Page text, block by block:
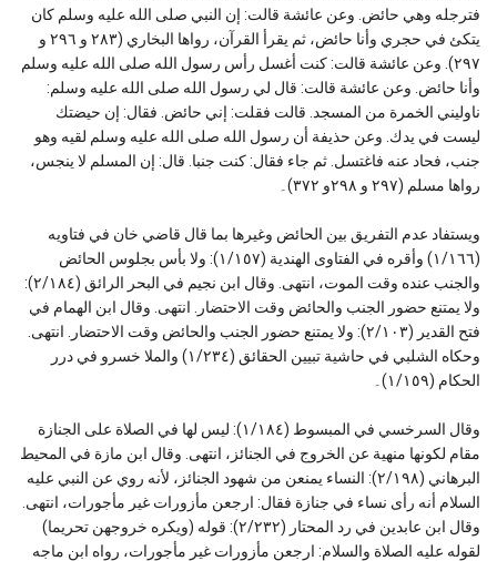
فترجله وهي حائض. وعن عائشة قالت: إن النبي صلى الله عليه وسلم كان
يتكئ في حجري وأنا حائض، ثم يقرأ القرآن، رواها البخاري (٢٨٣ و ٢٩٦ و
٢٩٧). وعن عائشة قالت: كنت أغسل رأس رسول الله صلى الله عليه وسلم
وأنا حائض. وعن عائشة قالت: قال لي رسول الله صلى الله عليه وسلم:
ناوليني الخمرة من المسجد. قالت فقلت: إني حائض. فقال: إن حيضتك
ليست في يدك. وعن حذيفة أن رسول الله صلى الله عليه وسلم لقيه وهو
جنب، فحاد عنه فاغتسل. ثم جاء فقال: كنت جنبا. قال: إن المسلم لا ينجس،
رواها مسلم (٢٩٧ و ٢٩٨و ٣٧٢)۔
ويستفاد عدم التفريق بين الحائض وغيرها بما قال قاضي خان في فتاويه
(١/١٦٦) وأقره في الفتاوى الهندية (١/١٥٧): ولا بأس بجلوس الحائض
والجنب عنده وقت الموت، انتهى. وقال ابن نجيم في البحر الرائق (٢/١٨٤):
ولا يمتنع حضور الجنب والحائض وقت الاحتضار. انتهى. وقال ابن الهمام في
فتح القدير (٢/١٠٣): ولا يمتنع حضور الجنب والحائض وقت الاحتضار. انتهى.
وحكاه الشلبي في حاشية تبيين الحقائق (١/٢٣٤) والملا خسرو في درر
الحكام (١/١٥٩)۔
وقال السرخسي في المبسوط (١/١٨٤): ليس لها في الصلاة على الجنازة
مقام لكونها منهية عن الخروج في الجنائز، انتهى. وقال ابن مازة في المحيط
البرهاني (٢/١٩٨): النساء يمنعن من شهود الجنائز، لأنه روي عن النبي عليه
السلام أنه رأى نساء في جنازة فقال: ارجعن مأزورات غير مأجورات، انتهى.
وقال ابن عابدين في رد المحتار (٢/٢٣٢): قوله (ويكره خروجهن تحريما)
لقوله عليه الصلاة والسلام: ارجعن مأزورات غير مأجورات، رواه ابن ماجه